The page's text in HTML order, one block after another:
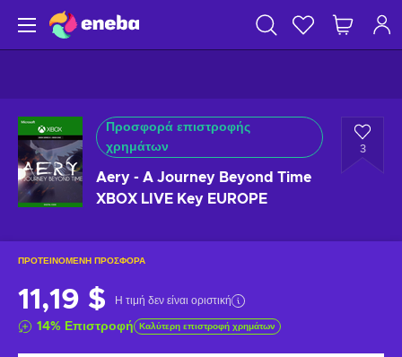
Προσφορά επιστροφής
χρημάτων
Aery - A Journey Beyond Time
XBOX LIVE Key EUROPE
3
ΠΡΟΤΕΙΝΌΜΕΝΗ ΠΡΟΣΦΟΡΆ
11,19 $ Η τιμή δεν είναι οριστική
14% Επιστροφή Καλύτερη επιστροφή χρημάτων